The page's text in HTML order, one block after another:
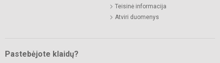
Teisinė informacija
Atviri duomenys
Pastebėjote klaidų?